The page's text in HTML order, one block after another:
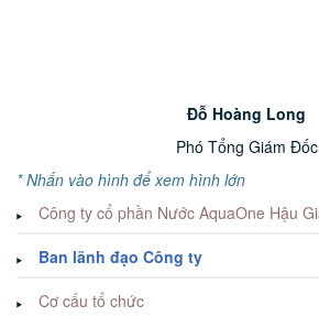
Đỗ Hoàng Long
Phó Tổng Giám Đốc
* Nhấn vào hình để xem hình lớn
Công ty cổ phần Nước AquaOne Hậu
Ban lãnh đạo Công ty
Cơ cấu tổ chức